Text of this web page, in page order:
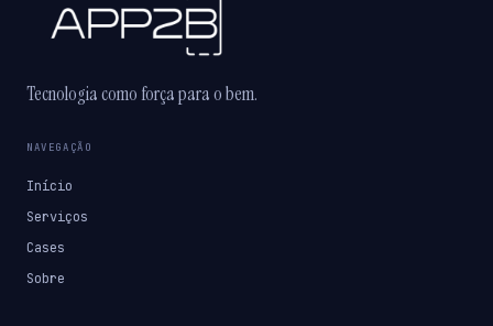
Tecnologia como força para o bem.
NAVEGAÇÃO
Início
Serviços
Cases
Sobre